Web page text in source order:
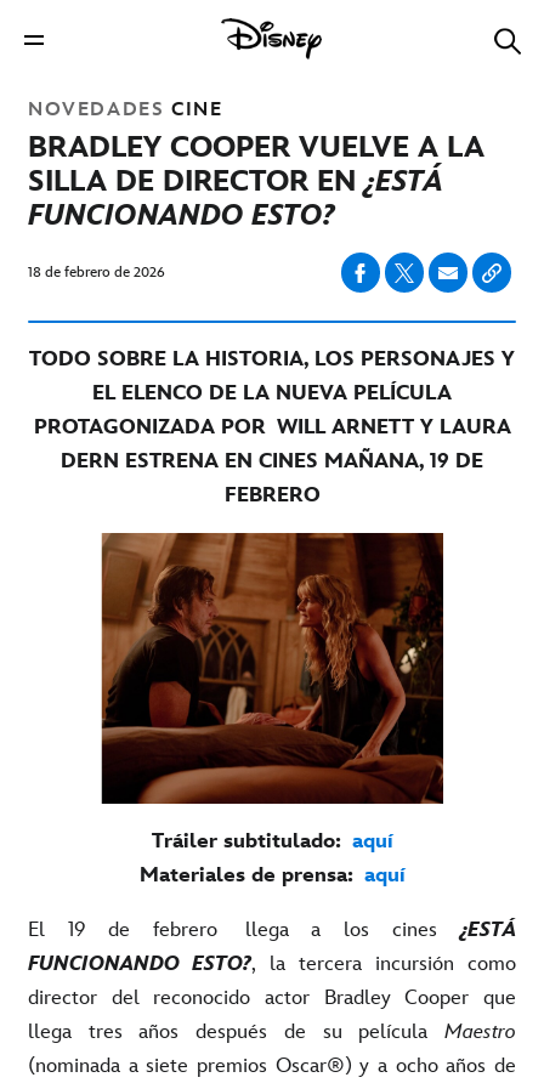
NOVEDADES CINE
BRADLEY COOPER VUELVE A LA
SILLA DE DIRECTOR EN¿ESTÁ
FUNCIONANDO ESTO?
18 de febrero de 2026
TODO SOBRE LA HISTORIA, LOS PERSONAJES Y
EL ELENCO DE LA NUEVA PELÍCULA
PROTAGONIZADA POR WILL ARNETT Y LAURA
DERN ESTRENA EN CINES MAÑANA, 19 DE
FEBRERO
Tráiler subtitulado: aquí
Materiales de prensa: aquí
El 19 de febrero llega a los cines¿ESTÁ
FUNCIONANDO ESTO?, la tercera incursión como
director del reconocido actor Bradley Cooper que
llega tres años después de su película Maestro
(nominada a siete premios Oscar®) y a ocho años de